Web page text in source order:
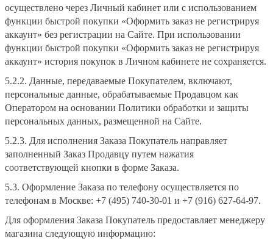
осуществлено через Личный кабинет или с использованием
функции быстрой покупки «Оформить заказ не регистрируя
аккаунт» без регистрации на Сайте. При использовании
функции быстрой покупки «Оформить заказ не регистрируя
аккаунт» история покупок в Личном кабинете не сохраняется.
5.2.2. Данные, передаваемые Покупателем, включают,
персональные данные, обрабатываемые Продавцом как
Оператором на основании Политики обработки и защиты
персональных данных, размещенной на Сайте.
5.2.3. Для исполнения Заказа Покупатель направляет
заполненный Заказ Продавцу путем нажатия
соответствующей кнопки в форме Заказа.
5.3. Оформление Заказа по телефону осуществляется по
телефонам в Москве: +7 (495) 740-30-01 и +7 (916) 627-64-97.
Для оформления Заказа Покупатель предоставляет менеджеру
магазина следующую информацию: